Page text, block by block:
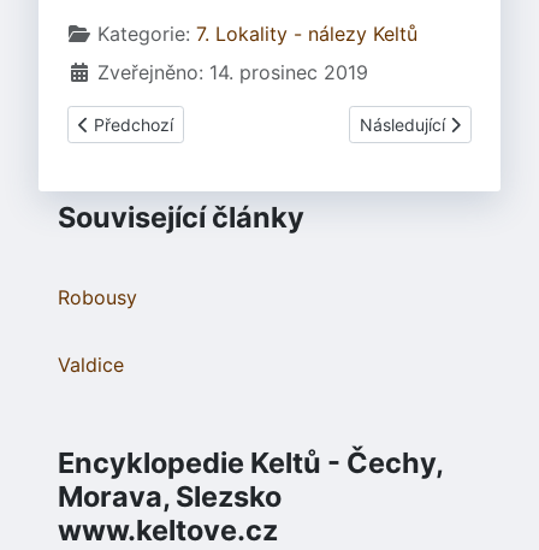
Základní údaje
Kategorie: 7. Lokality - nálezy Keltů
Zveřejněno: 14. prosinec 2019
Předchozí článek: Kuřim - nález keltských hrobů
Předchozí Další článek:
Následující
Související články
Robousy
Valdice
Encyklopedie Keltů - Čechy,
Morava, Slezsko
www.keltove.cz